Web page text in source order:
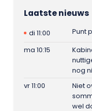
Laatste nieuws
di 11:00
Punt
ma 10:15
nog
vr 11:00
Niet
wel